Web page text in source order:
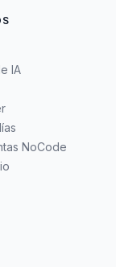
IA
NoCode